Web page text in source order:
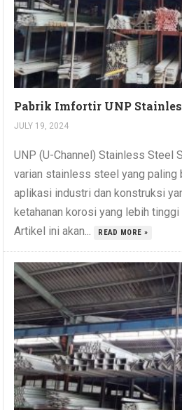
Pabrik Imfortir UNP
JULY 19, 2024
UNP (U-Channel) Stainless Steel
varian stainless steel yang paling
aplikasi industri dan konstruksi
ketahanan korosi yang lebih
Artikel ini akan...
READ MORE »